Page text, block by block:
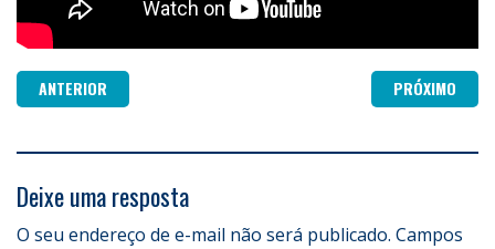
ANTERIOR PRÓXIMO
Deixe uma resposta
O seu endereço de e-mail não será publicado. Campos